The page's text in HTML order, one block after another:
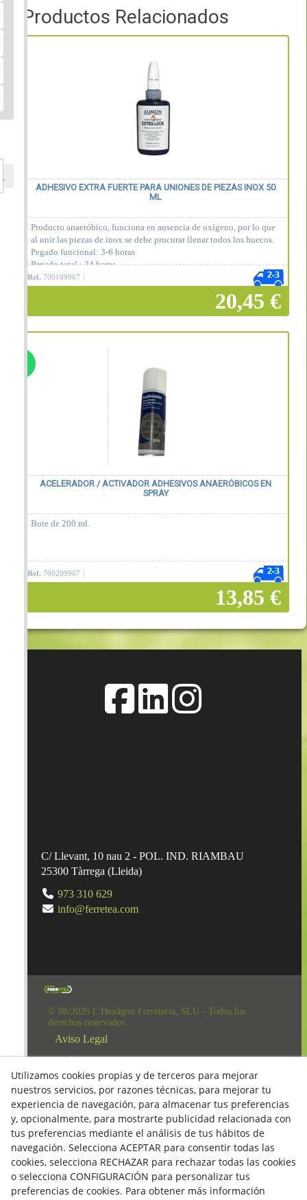
Productos Relacionados
ADHESIVO EXTRA FUERTE PARA UNIONES DE PIEZAS INOX 50
ML
Producto anaeróbico, funciona en ausencia de oxígeno, por lo que
al unir las piezas de inox se debe procurar llenar todos los huecos.
Pegado funcional: 3-6 horas
Pegado total : 24 horas
Disponemos de un acelerador en spray, referencia 700209967, ver
Ref. 700109967
20,45 €
ACELERADOR / ACTIVADOR ADHESIVOS ANAERÓBICOS EN
SPRAY
Bote de 200 ml.
Ref. 700209967
13,85 €
Añadir a la cesta
C/ Llevant, 10 nau 2 - POL. IND. RIAMBAU
25300 Tàrrega (Lleida)
973 310 629
info@ferretea.com
© 08/2026 L'Hexàgon Ferreteria, SLU - Todos los
derechos reservados.
Aviso Legal
Política de Redes Sociales
Clausula Mail y Factura
Condiciones de compra
Derecho de desestimiento
Política de Privacidad
Política de cookies
Utilizamos cookies propias y de terceros para mejorar
nuestros servicios, por razones técnicas, para mejorar tu
experiencia de navegación, para almacenar tus preferencias
y, opcionalmente, para mostrarte publicidad relacionada con
tus preferencias mediante el análisis de tus hábitos de
navegación. Selecciona ACEPTAR para consentir todas las
cookies, selecciona RECHAZAR para rechazar todas las cookies
o selecciona CONFIGURACIÓN para personalizar tus
preferencias de cookies. Para obtener más información